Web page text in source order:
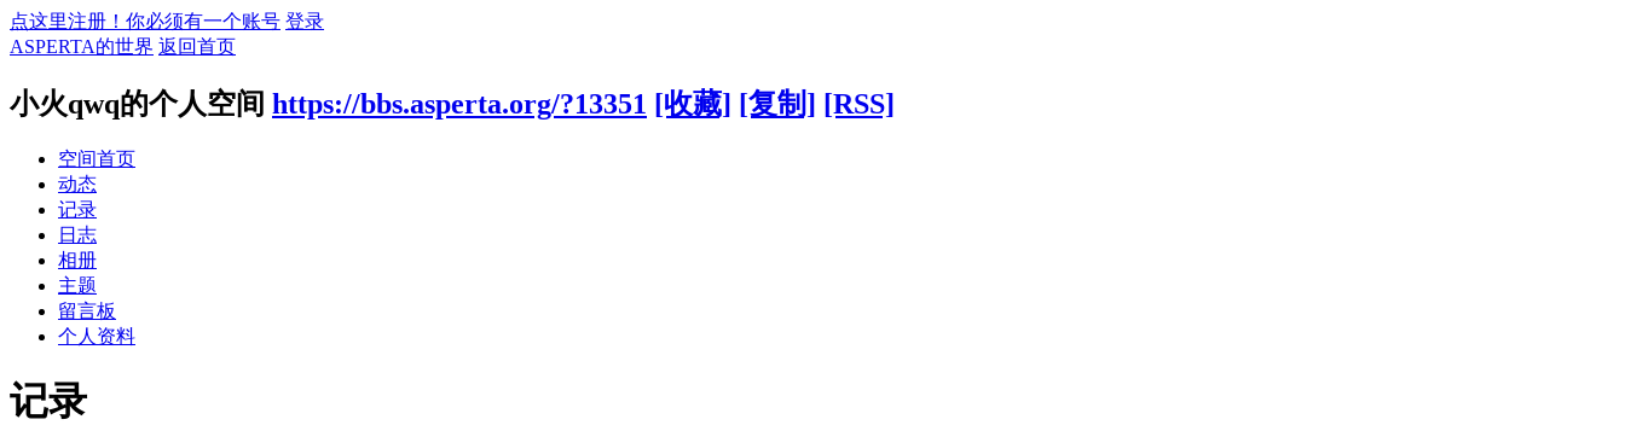
点这里注册！你必须有一个账号 登录
ASPERTA的世界 返回首页
小火qwq的个人空间 https://bbs.asperta.org/?13351 [收藏] [复制] [RSS]
空间首页
动态
记录
日志
相册
主题
留言板
个人资料
记录